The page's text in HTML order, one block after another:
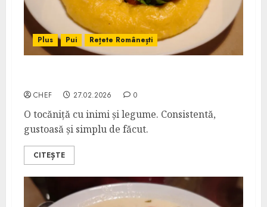
Plus Pui Rețete Românești
CHEF 27.02.2026 0
O tocăniță cu inimi și legume. Consistentă,
gustoasă și simplu de făcut.
CITEȘTE